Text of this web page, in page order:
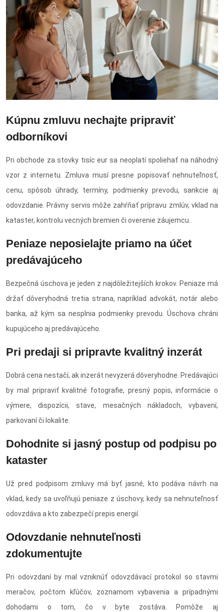
Kúpnu zmluvu nechajte pripraviť
odborníkovi
Pri obchode za stovky tisíc eur sa neoplatí spoliehať na náhodný
vzor z internetu. Zmluva musí presne popisovať nehnuteľnosť,
cenu, spôsob úhrady, termíny, podmienky prevodu, sankcie aj
odovzdanie. Právny servis môže zahŕňať prípravu zmlúv, vklad na
kataster, kontrolu vecných bremien či overenie záujemcu..
Peniaze neposielajte priamo na účet
predávajúceho
Bezpečná úschova je jeden z najdôležitejších krokov. Peniaze má
držať dôveryhodná tretia strana, napríklad advokát, notár alebo
banka, až kým sa nesplnia podmienky prevodu. Úschova chráni
kupujúceho aj predávajúceho.
Pri predaji si pripravte kvalitný inzerát
Dobrá cena nestačí, ak inzerát nevyzerá dôveryhodne. Predávajúci
by mal pripraviť kvalitné fotografie, presný popis, informácie o
výmere, dispozícii, stave, mesačných nákladoch, vybavení,
parkovaní či lokalite.
Dohodnite si jasný postup od podpisu po
kataster
Už pred podpisom zmluvy má byť jasné, kto podáva návrh na
vklad, kedy sa uvoľňujú peniaze z úschovy, kedy sa nehnuteľnosť
odovzdáva a kto zabezpečí prepis energií.
Odovzdanie nehnuteľnosti
zdokumentujte
Pri odovzdaní by mal vzniknúť odovzdávací protokol so stavmi
meračov, počtom kľúčov, zoznamom vybavenia a prípadnými
dohodami o tom, čo v byte zostáva. Pomôže aj